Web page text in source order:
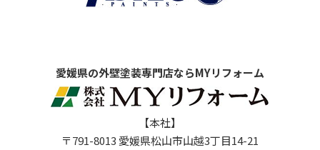
愛媛県の外壁塗装専門店ならMYリフォーム
【本社】
〒791-8013 愛媛県松山市山越3丁目14-21